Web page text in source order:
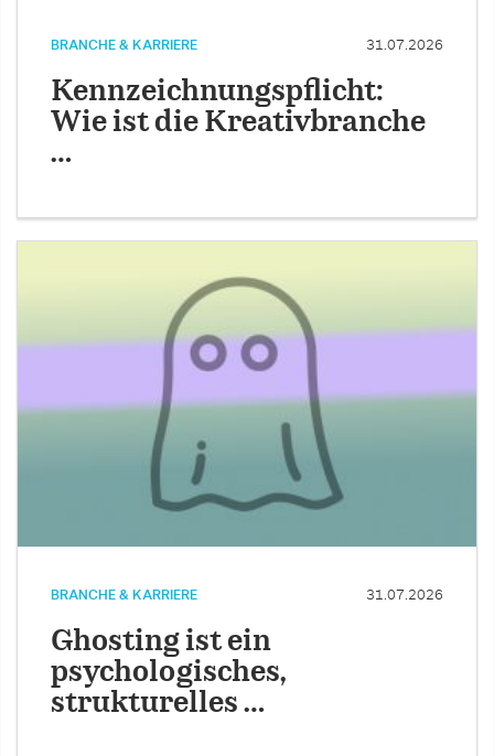
BRANCHE & KARRIERE 31.07.2026
Kennzeichnungspflicht:
Wie ist die Kreativbranche
…
BRANCHE & KARRIERE 31.07.2026
Ghosting ist ein
psychologisches,
strukturelles …